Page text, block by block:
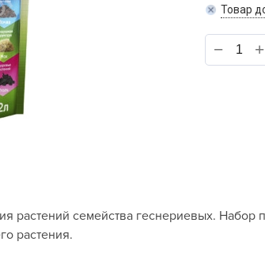
Товар
растений семейства геснериевых. Набор
растения.